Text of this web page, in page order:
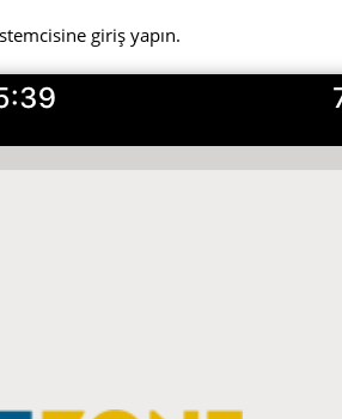
giriş yapın.